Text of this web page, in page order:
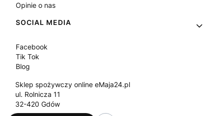
Opinie o nas
SOCIAL MEDIA
Facebook
Tik Tok
Blog
Sklep spożywczy online eMaja24.pl
ul. Rolnicza 11
32-420 Gdów
Tel.+48 573 330 911